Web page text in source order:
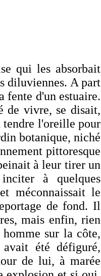
qui les absorbait
diluviennes. A part
fente d'un estuaire.
de vivre, se disait,
tendre l'oreille pour
botanique, niché
pittoresque
à leur tirer un
à quelques
méconnaissait le
de fond. Il
mais enfin, rien
sur la côte,
été défiguré,
de lui, à marée